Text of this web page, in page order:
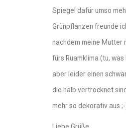
Spiegel dafür umso
Grünpflanzen freunde
nachdem meine Mutter
fürs Ruamklima (tu,
aber leider einen
die halb vertrocknet
mehr so dekorativ aus
Liebe Grüße